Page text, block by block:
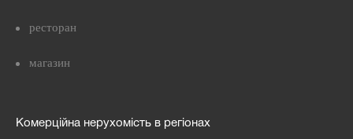
ресторан
магазин
Комерційна нерухомість в регіонах